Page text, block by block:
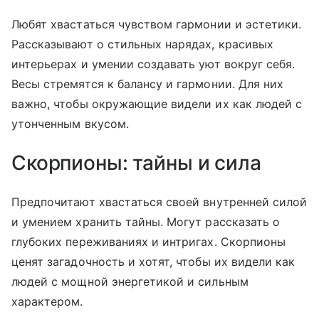
Любят хвастаться чувством гармонии и эстетики.
Рассказывают о стильных нарядах, красивых
интерьерах и умении создавать уют вокруг себя.
Весы стремятся к балансу и гармонии. Для них
важно, чтобы окружающие видели их как людей с
утонченным вкусом.
Скорпионы: тайны и сила
Предпочитают хвастаться своей внутренней силой
и умением хранить тайны. Могут рассказать о
глубоких переживаниях и интригах. Скорпионы
ценят загадочность и хотят, чтобы их видели как
людей с мощной энергетикой и сильным
характером.